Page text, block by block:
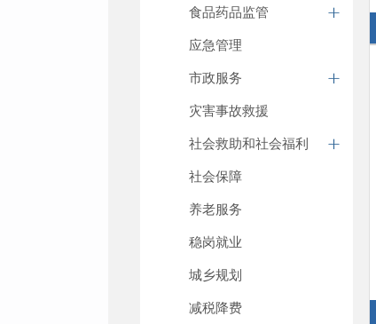
食品药品监管
应急管理
市政服务
灾害事故救援
社会救助和社会福利
社会保障
养老服务
稳岗就业
城乡规划
减税降费